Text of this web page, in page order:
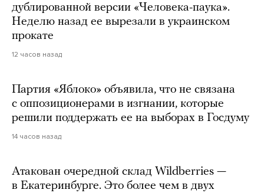
дублированной версии «Человека-паука».
Неделю назад ее вырезали в украинском
прокате
12 часов назад
Партия «Яблоко» объявила, что не связана
с оппозиционерами в изгнании, которые
решили поддержать ее на выборах в Госдуму
14 часов назад
Атакован очередной склад Wildberries —
в Екатеринбурге. Это более чем в двух